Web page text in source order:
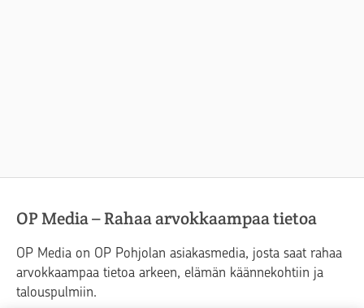
OP Media – Rahaa arvokkaampaa tietoa
OP Media on OP Pohjolan asiakasmedia, josta saat rahaa
arvokkaampaa tietoa arkeen, elämän käännekohtiin ja
talouspulmiin.